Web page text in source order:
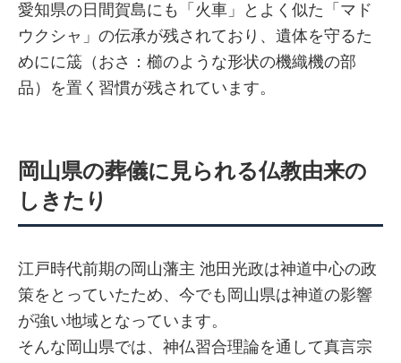
愛知県の日間賀島にも「火車」とよく似た「マド
ウクシャ」の伝承が残されており、遺体を守るた
めにに筬（おさ：櫛のような形状の機織機の部
品）を置く習慣が残されています。
岡山県の葬儀に見られる仏教由来の
しきたり
江戸時代前期の岡山藩主 池田光政は神道中心の政
策をとっていたため、今でも岡山県は神道の影響
が強い地域となっています。
そんな岡山県では、神仏習合理論を通して真言宗